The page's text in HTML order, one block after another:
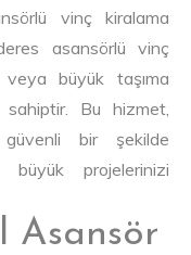
vinç kiralama
asansörlü vinç
büyük taşıma
Bu hizmet,
bir şekilde
büyük projelerinizi
Asansör